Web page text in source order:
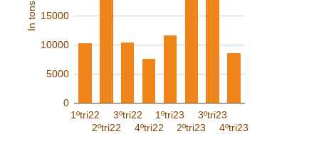
1ºtri22
2ºtri22
3ºtri22
4ºtri22
1ºtri23
2ºtri23
3ºtri23
4ºtri23
0
5000
10000
15000
In tons